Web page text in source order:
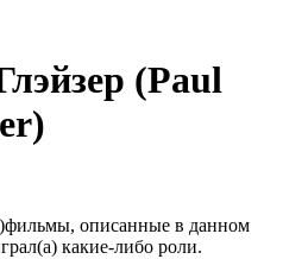
(Paul
описанные в данном
какие-либо роли.